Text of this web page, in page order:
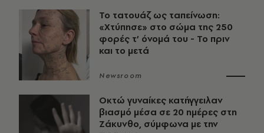
Το τατουάζ ως ταπείνωση:
«Χτύπησε» στο σώμα της 250
φορές τ’ όνομά του - Το πριν
και το μετά
Newsroom
Οκτώ γυναίκες κατήγγειλαν
βιασμό μέσα σε 20 ημέρες στη
Ζάκυνθο, σύμφωνα με την